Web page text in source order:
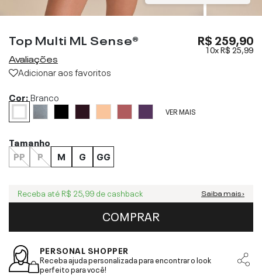
Top Multi ML Sense®
Avaliações
Adicionar aos favoritos
R$ 259,90
10xR$ 25,99
Cor:Branco
VER MAIS
Tamanho
PP
P M G GG
Receba até R$ 25,99 de cashback Saiba mais ›
COMPRAR
PERSONAL SHOPPER
Receba ajuda personalizada para encontrar o look
perfeito para você!